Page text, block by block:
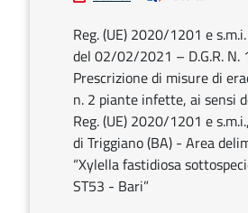
Reg. (UE) 2020/1201 e
del 02/02/2021 – D.G.R.
Prescrizione di misure di
n. 2 piante infette, ai sensi
Reg. (UE) 2020/1201 e
di Triggiano (BA) - Area
“Xylella fastidiosa
ST53 - Bari”